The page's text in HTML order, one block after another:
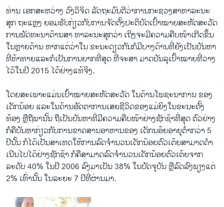
ທ່ານ ​ເອກ​ສະຫວ່າງ ວົງ​ວິຈິດ ລັດຖະມົນຕີ​ວ່າການ​ກະຊວງ​ສາທາລະນະ​
ສຸກ ຖະ​ແຫຼ​ງ ຍອມຮັບ​ກ່ຽວ​ກັບ​ການຈັດ​ຕັ້ງ​ປະ​ຕິ​ບັດ​ເປົ້າໝາຍ​ສະຫັດ​ສະ​ວັດ​
ການ​ພັດທະນາ​ດ້ານ​ສາ ທາລະນະ​ສຸກວ່າ ​ເຖິງ​ຈະ​ມີຄວາມ​ຄືບ​ໜ້າ​ເກີດ​ຂຶ້ນ​
ໃນ​ຫຼາຍ​ດ້ານ ຫາກ​ແຕ່​ວ່າ​ໃນ ຂະນະ​ດຽວ​ກັນ​ກໍ​ມີ​ບາງ​ດ້ານ​ທີ່​ຍັງ​ເປັນ​ບັນຫາ​
ທີ​່ທ້າ​ທາຍ​ແລະ​ກໍ​ເປັນ​ການ​ຍາກ​ທີ່​ສຸດ ທີ່​ຈະສາ ມາດ​ບັນລຸ​ເປົ້າໝາຍ​ທີ່​ວາງ​
ໄວ້​ໃນ​ປີ 2015 ​ໄດ້​ຢ່າງ​ແທ້​ຈິງ.
​ໂດຍສ​ະ​ເພາະແມ່ນ​ເປົ້າໝາຍ​ສະຫັດສະ​ວັດ​ ໃນ​ດ້ານ​ໂພຊະ​ນາ​ການ​ ຂອງ​
ເດັກນ້ອຍ ​ແລະ​ໃນ​ດ້ານ​ອັດຕາ​ການ​ເສຍຊີວິດຂອງ​ແມ່ຍິງ​ໃນ​ຂະນະ​ຕັ້ງ​
ທ້ອງ ຫຼື​ຖືພາ​ນັ້ນ ຖື​ເປັນ​ບັນຫາ​ທີ່​ມີ​ຄວາມ​ຄືບ​ໜ້າ​ຢ່າງ​ຊັກ​ຊ້າ​ທີ່​ສຸດ ຕົວຢ່າງ​
ກໍ​ຄື​ບັນຫາ​ກ່ຽວ​ກັບ​ການ​ຂາດ​ສານ​ອາຫານ​ຂອງ ​ເດັກ​ນອ້ຍອາຍຸ​ຕໍ່າ​ກວ່າ 5
ປີ​ນັ້ນ ກໍ​ໄດ້​ເປັນສາ​ເຫດ​ໃຫ້ການ​ລົດຈໍານວນ​ເດັກ​ນ້ອຍຕົວ​ເຕ້ຍ​ສາມາດ​ດໍາ​
ເນີນ​ໄປ​ໄດ້​ຢ່າງ​ຊັກ​ຊ້າ ກໍ​ຄື​ສາມາດ​ລົດ​ຈໍານວນ​ເດັກນ້ອຍ​ຕົວ​ເຕ້ຍ​ຈາກ
ລະດັບ 40% ​ໃນ​ປີ 2006 ລົງ​ມາ​ເປັນ 38% ​ໃນ​ປັດຈຸບັນ ຫຼື​ລົດ​ລົງ​ພຽງ​ແຕ່
2% ​ເທົ່າ​ນັ້ນ ​ໃນ​ລະຍະ 7 ປີ​ທີ່​ຜ່າ​ນມາ.